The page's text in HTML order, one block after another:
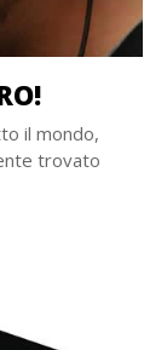
il mondo,
trovato